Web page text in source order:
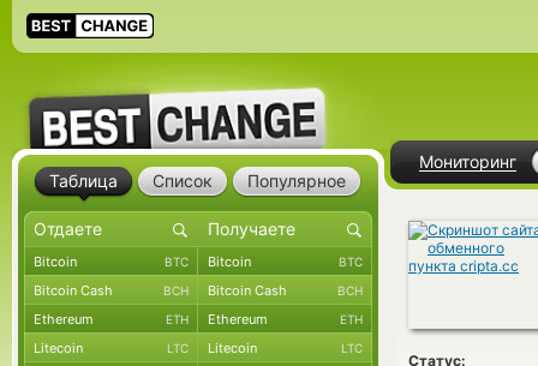
Мониторинг
Статус:
Таблица Список Популярное
Bitcoin BTC Bitcoin BTC
Bitcoin Cash BCH Bitcoin Cash BCH
Ethereum ETH Ethereum ETH
Litecoin LTC Litecoin LTC